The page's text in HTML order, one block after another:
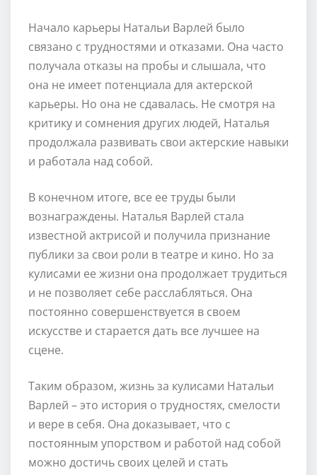
Начало карьеры Натальи Варлей было
связано с трудностями и отказами. Она часто
получала отказы на пробы и слышала, что
она не имеет потенциала для актерской
карьеры. Но она не сдавалась. Не смотря на
критику и сомнения других людей, Наталья
продолжала развивать свои актерские навыки
и работала над собой.
В конечном итоге, все ее труды были
вознаграждены. Наталья Варлей стала
известной актрисой и получила признание
публики за свои роли в театре и кино. Но за
кулисами ее жизни она продолжает трудиться
и не позволяет себе расслабляться. Она
постоянно совершенствуется в своем
искусстве и старается дать все лучшее на
сцене.
Таким образом, жизнь за кулисами Натальи
Варлей – это история о трудностях, смелости
и вере в себя. Она доказывает, что с
постоянным упорством и работой над собой
можно достичь своих целей и стать